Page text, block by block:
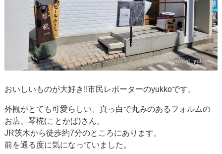
おいしいものが大好き!!市民レポーターのyukkoです。
外観がとても可愛らしい、真っ白で丸みのあるフォルムの
お店、琴椛(ことかば)さん。
JR茨木から徒歩約7分のところにあります。
前を通る度に気になっていました。